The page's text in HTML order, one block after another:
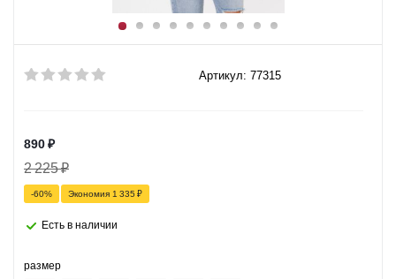
Артикул: 77315
890₽
2 225₽
-60% Экономия 1 335 ₽
Есть в наличии
размер